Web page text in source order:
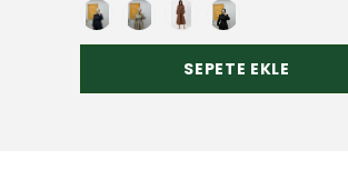
SEPETE EKLE